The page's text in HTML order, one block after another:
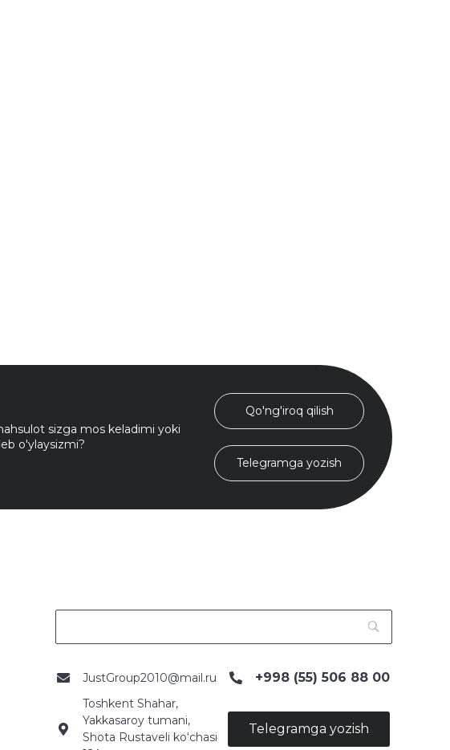
sizga mos keladimi yoki
o'ylaysizmi?
Qo'ng'iroq qilish
Telegramga yozish
JustGroup2010@mail.ru +998 (55) 506 88 00
Toshkent Shahar,
Yakkasaroy tumani,
Shota Rustaveli ko‘chasi
Telegramga yozish